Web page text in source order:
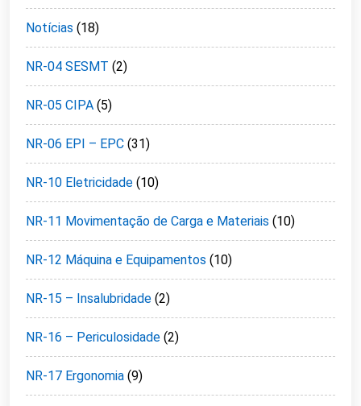
Notícias (18)
NR-04 SESMT (2)
NR-05 CIPA (5)
NR-06 EPI – EPC (31)
NR-10 Eletricidade (10)
NR-11 Movimentação de Carga e Materiais (10)
NR-12 Máquina e Equipamentos (10)
NR-15 – Insalubridade (2)
NR-16 – Periculosidade (2)
NR-17 Ergonomia (9)